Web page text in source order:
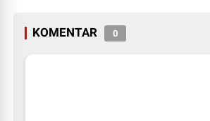
KOMENTAR 0